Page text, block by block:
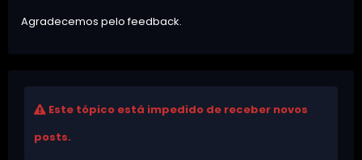
Agradecemos pelo feedback.
Este tópico está impedido de receber novos
posts.